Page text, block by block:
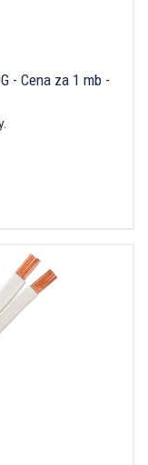
- Cena za 1 mb -